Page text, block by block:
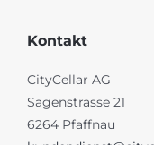
Kontakt
CityCellar AG
Sagenstrasse 21
6264 Pfaffnau